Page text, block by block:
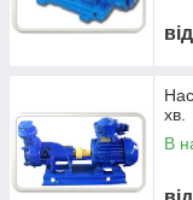
ВК 5/32
График
вихревых насосов
від
хв.
В